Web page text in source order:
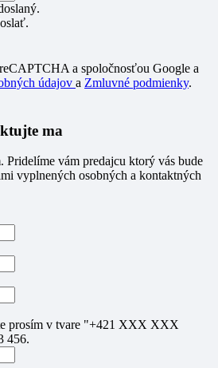
a spoločnosťou Google a
údajov a Zmluvné podmienky.
ma
Pridelíme vám predajcu ktorý vás bude
vyplnených osobných a kontaktných
prosím v tvare "+421 XXX XXX
456.